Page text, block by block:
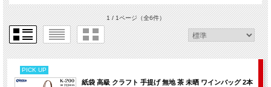
1 / 1ページ（全6件）
PICK UP
紙袋 高級 クラフト 手提げ 無地 茶 未晒 ワインバッグ 2本